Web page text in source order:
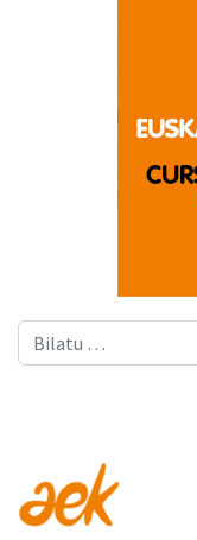
Bilatu